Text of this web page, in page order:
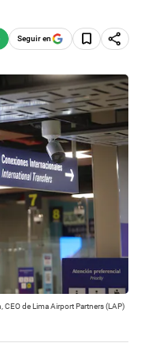
Seguir en
de Lima Airport Partners (LAP)